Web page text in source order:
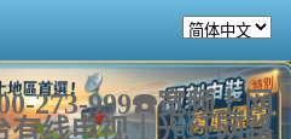
273-999☎️宽频上网
有线电视｜光纤网路